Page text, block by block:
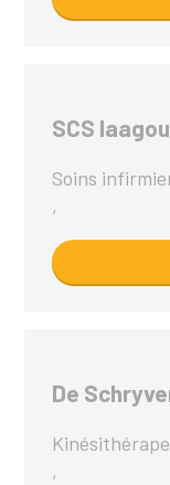
SCS
Soins
,
De
,